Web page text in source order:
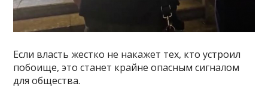
Если власть жестко не накажет тех, кто устроил
побоище, это станет крайне опасным сигналом
для общества.